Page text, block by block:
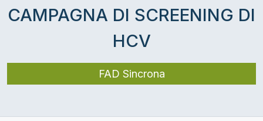
CAMPAGNA DI SCREENING DI
HCV
FAD Sincrona